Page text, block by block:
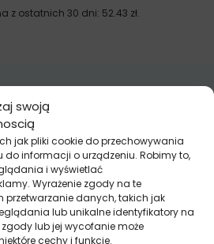
swoją
jak pliki cookie do przechowywania
informacji o urządzeniu. Robimy to,
i wyświetlać
Wyrażenie zgody na te
przetwarzanie danych, takich jak
lub unikalne identyfikatory na
lub jej wycofanie może
cechy i funkcje.
z ostatnich 30 dni: 52.43 zł.
ZOBACZ
NA OBRAZIE
obraz z mojego zdjęcia z
Niestety nie było ono
dobrej jakości.